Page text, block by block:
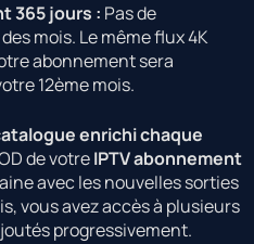
365 jours : Pas de
mois. Le même flux 4K
abonnement sera
12ème mois.
enrichi chaque
de votreIPTV abonnement
avec les nouvelles sorties
vous avez accès à plusieurs
progressivement.